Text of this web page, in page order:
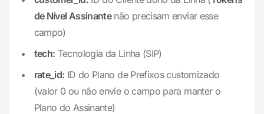
de Nível Assinantenão precisam enviar esse
campo)
tech: Tecnologia da Linha (SIP)
rate_id: ID do Plano de Prefixos customizado
(valor 0 ou não envie o campo para manter o
Plano do Assinante)